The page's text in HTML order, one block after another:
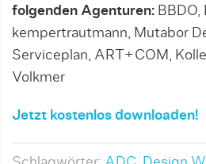
folgenden Agenturen:
kempertrautmann, Mutabor
Serviceplan, ART+ COM,
Volkmer
Jetzt kostenlos downloaden!